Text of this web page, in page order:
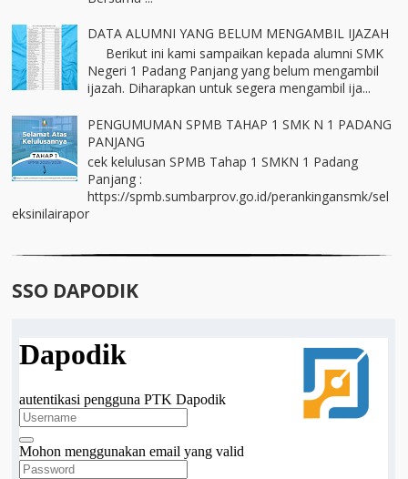
DATA ALUMNI YANG BELUM MENGAMBIL IJAZAH
Berikut ini kami sampaikan kepada alumni SMK
Negeri 1 Padang Panjang yang belum mengambil
ijazah. Diharapkan untuk segera mengambil ija...
PENGUMUMAN SPMB TAHAP 1 SMK N 1 PADANG
PANJANG
cek kelulusan SPMB Tahap 1 SMKN 1 Padang
Panjang :
https://spmb.sumbarprov.go.id/perankingansmk/sel
eksinilairapor
SSO DAPODIK